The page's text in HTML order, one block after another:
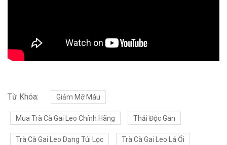
Từ Khóa: Giảm Mỡ Máu
Mua Trà Cà Gai Leo Chính Hãng Thải Độc Gan
Trà Cà Gai Leo Dạng Túi Lọc Trà Cà Gai Leo Lá Ổi